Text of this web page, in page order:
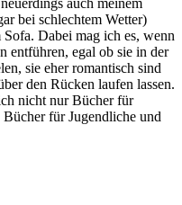
bei schlechtem Wetter)
Dabei mag ich es, wenn
entführen, egal ob sie in der
sie eher romantisch sind
den Rücken laufen lassen.
nicht nur Bücher für
Bücher für Jugendliche und